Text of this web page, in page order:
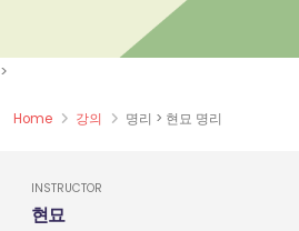
>
Home 강의 명리 > 현묘 명리
INSTRUCTOR
현묘